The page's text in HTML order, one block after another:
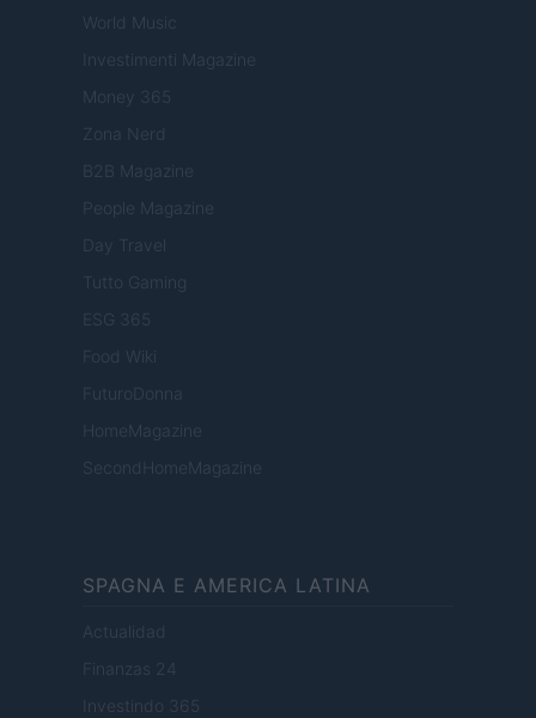
World Music
Investimenti Magazine
Money 365
Zona Nerd
B2B Magazine
People Magazine
Day Travel
Tutto Gaming
ESG 365
Food Wiki
FuturoDonna
HomeMagazine
SecondHomeMagazine
SPAGNA E AMERICA LATINA
Actualidad
Finanzas 24
Investindo 365